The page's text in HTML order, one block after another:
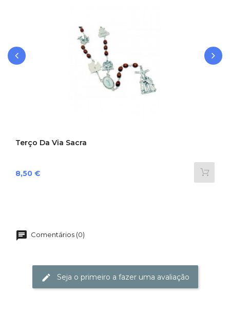
Terço Da Via Sacra
Preço
8,50 €
Comentários (0)
Seja o primeiro a fazer uma avaliação